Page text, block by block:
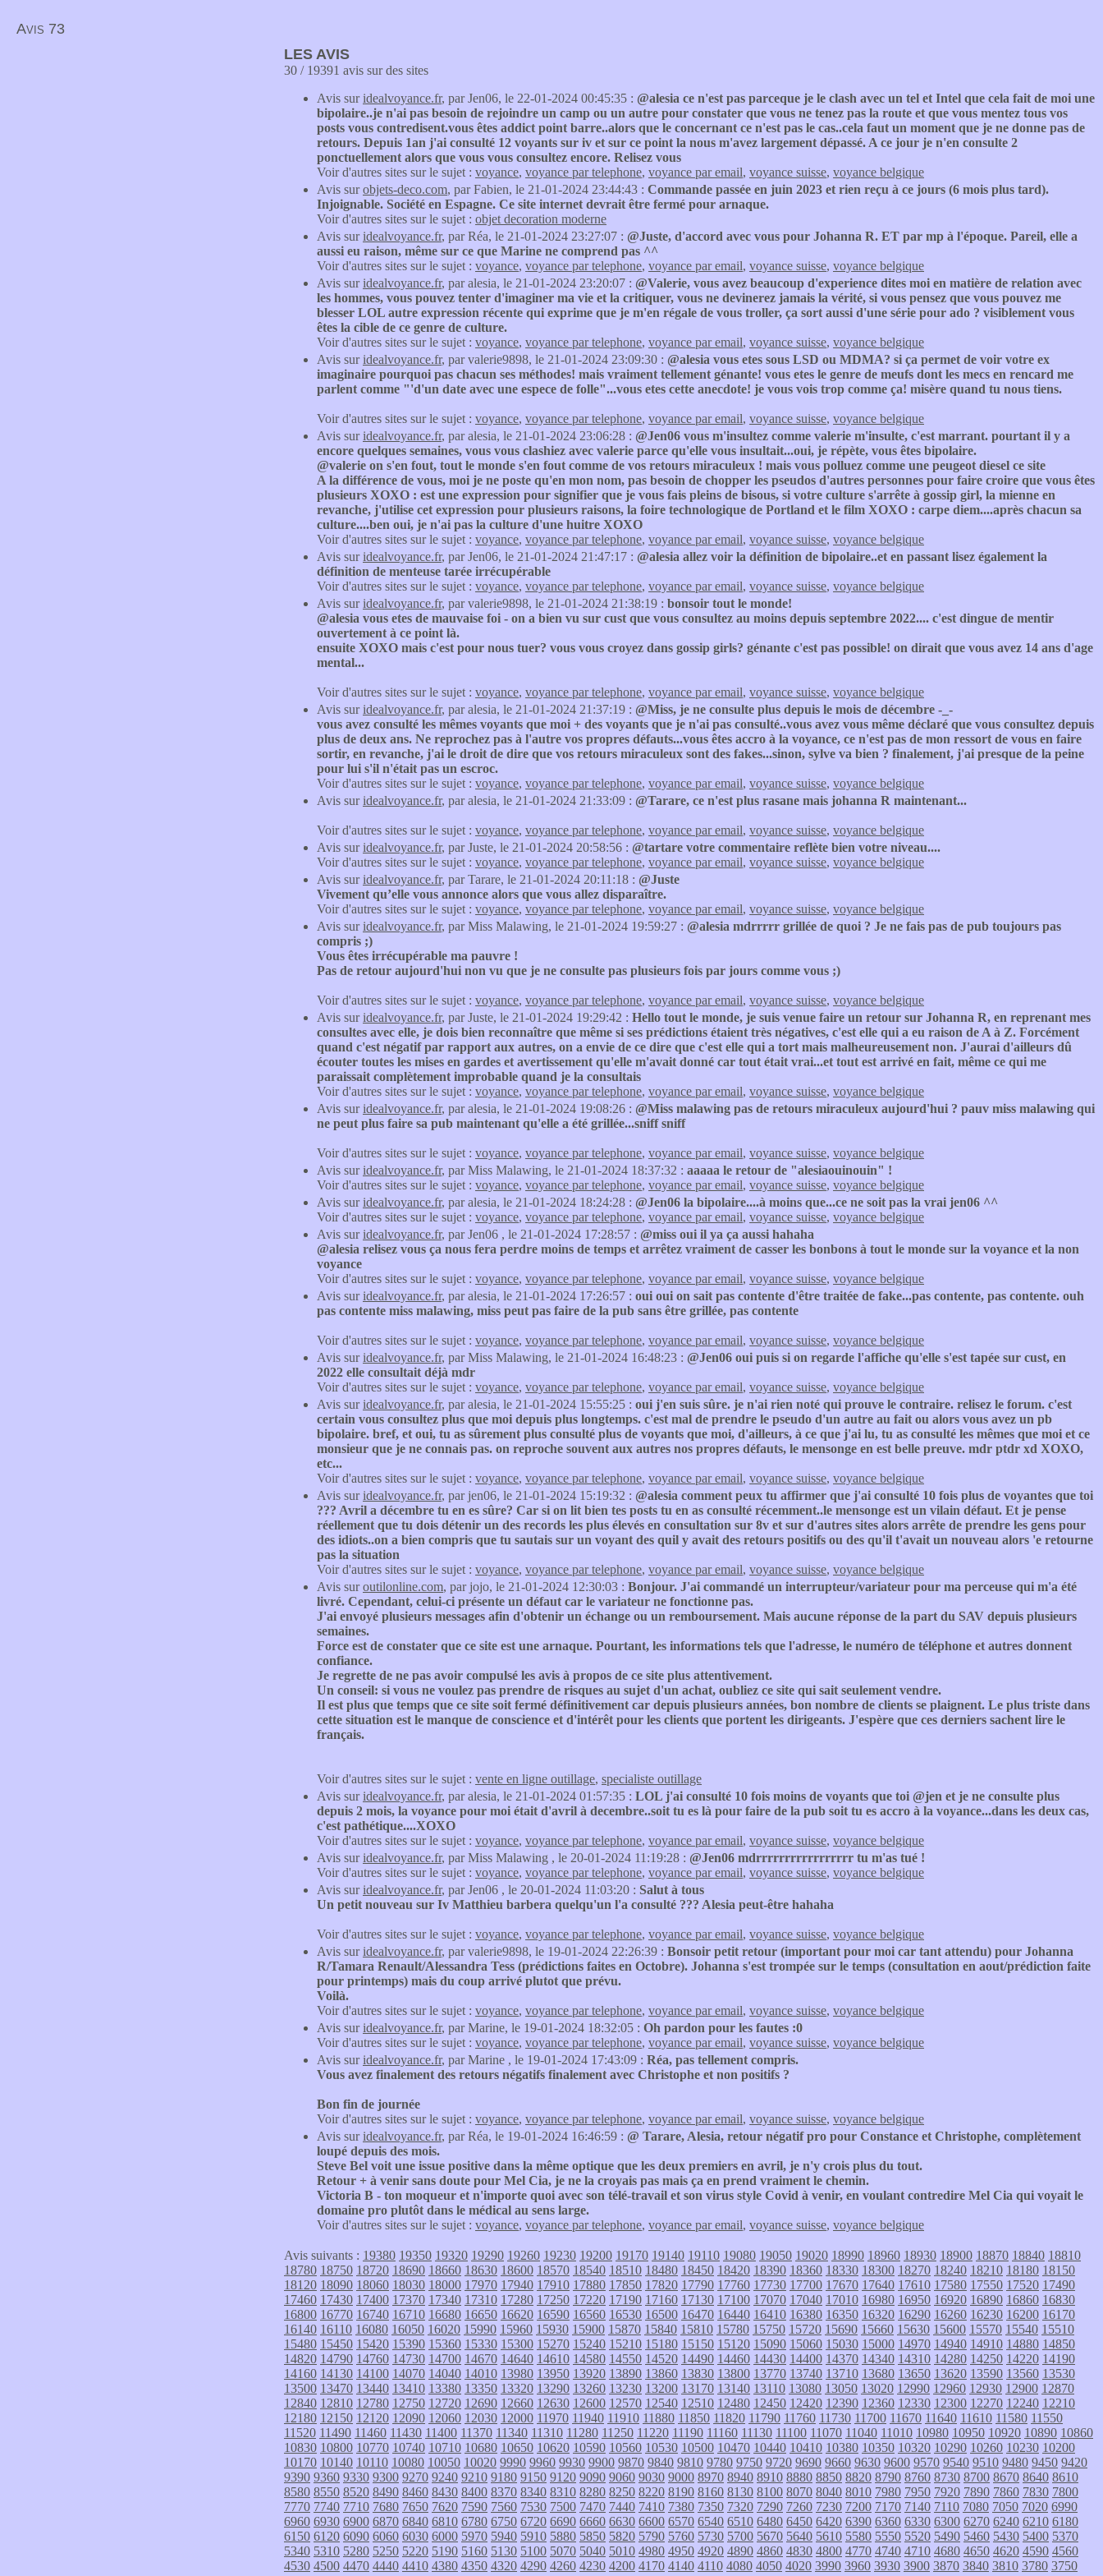
Avis 73
LES AVIS
30 / 19391 avis sur des sites
Avis suridealvoyance.fr, par Jen06, le 22-01-2024 00:45:35 : @alesia ce n'est pas parceque je le clash avec un tel et Intel que cela fait de moi une
bipolaire..je n'ai pas besoin de rejoindre un camp ou un autre pour constater que vous ne tenez pas la route et que vous mentez tous vos
posts vous contredisent.vous êtes addict point barre..alors que le concernant ce n'est pas le cas..cela faut un moment que je ne donne pas de
retours. Depuis 1an j'ai consulté 12 voyants sur iv et sur ce point la nous m'avez largement dépassé. A ce jour je n'en consulte 2
ponctuellement alors que vous vous consultez encore. Relisez vous
Voir d'autres sites sur le sujet : voyance, voyance par telephone, voyance par email, voyance suisse, voyance belgique
Avis surobjets-deco.com, par Fabien, le 21-01-2024 23:44:43 : Commande passée en juin 2023 et rien reçu à ce jours (6 mois plus tard).
Injoignable. Société en Espagne. Ce site internet devrait être fermé pour arnaque.
Voir d'autres sites sur le sujet : objet decoration moderne
Avis suridealvoyance.fr, par Réa, le 21-01-2024 23:27:07 : @Juste, d'accord avec vous pour Johanna R. ET par mp à l'époque. Pareil, elle a
aussi eu raison, même sur ce que Marine ne comprend pas ^^
Voir d'autres sites sur le sujet : voyance, voyance par telephone, voyance par email, voyance suisse, voyance belgique
Avis suridealvoyance.fr, par alesia, le 21-01-2024 23:20:07 : @Valerie, vous avez beaucoup d'experience dites moi en matière de relation avec
les hommes, vous pouvez tenter d'imaginer ma vie et la critiquer, vous ne devinerez jamais la vérité, si vous pensez que vous pouvez me
blesser LOL autre expression récente qui exprime que je m'en régale de vous troller, ça sort aussi d'une série pour ado ? visiblement vous
êtes la cible de ce genre de culture.
Voir d'autres sites sur le sujet : voyance, voyance par telephone, voyance par email, voyance suisse, voyance belgique
Avis suridealvoyance.fr, par valerie9898, le 21-01-2024 23:09:30 : @alesia vous etes sous LSD ou MDMA? si ça permet de voir votre ex
imaginaire pourquoi pas chacun ses méthodes! mais vraiment tellement génante! vous etes le genre de meufs dont les mecs en rencard me
parlent comme "'d'un date avec une espece de folle"...vous etes cette anecdote! je vous vois trop comme ça! misère quand tu nous tiens.
Voir d'autres sites sur le sujet : voyance, voyance par telephone, voyance par email, voyance suisse, voyance belgique
Avis suridealvoyance.fr, par alesia, le 21-01-2024 23:06:28 : @Jen06 vous m'insultez comme valerie m'insulte, c'est marrant. pourtant il y a
encore quelques semaines, vous vous clashiez avec valerie parce qu'elle vous insultait...oui, je répète, vous êtes bipolaire.
@valerie on s'en fout, tout le monde s'en fout comme de vos retours miraculeux ! mais vous polluez comme une peugeot diesel ce site
A la différence de vous, moi je ne poste qu'en mon nom, pas besoin de chopper les pseudos d'autres personnes pour faire croire que vous êtes
plusieurs XOXO : est une expression pour signifier que je vous fais pleins de bisous, si votre culture s'arrête à gossip girl, la mienne en
revanche, j'utilise cet expression pour plusieurs raisons, la foire technologique de Portland et le film XOXO : carpe diem....après chacun sa
culture....ben oui, je n'ai pas la culture d'une huitre XOXO
Voir d'autres sites sur le sujet : voyance, voyance par telephone, voyance par email, voyance suisse, voyance belgique
Avis suridealvoyance.fr, par Jen06, le 21-01-2024 21:47:17 : @alesia allez voir la définition de bipolaire..et en passant lisez également la
définition de menteuse tarée irrécupérable
Voir d'autres sites sur le sujet : voyance, voyance par telephone, voyance par email, voyance suisse, voyance belgique
Avis suridealvoyance.fr, par valerie9898, le 21-01-2024 21:38:19 : bonsoir tout le monde!
@alesia vous etes de mauvaise foi - on a bien vu sur cust que vous consultez au moins depuis septembre 2022.... c'est dingue de mentir
ouvertement à ce point là.
ensuite XOXO mais c'est pour nous tuer? vous vous croyez dans gossip girls? génante c'est pas possible! on dirait que vous avez 14 ans d'age
mental...
Voir d'autres sites sur le sujet : voyance, voyance par telephone, voyance par email, voyance suisse, voyance belgique
Avis suridealvoyance.fr, par alesia, le 21-01-2024 21:37:19 : @Miss, je ne consulte plus depuis le mois de décembre -_-
vous avez consulté les mêmes voyants que moi + des voyants que je n'ai pas consulté..vous avez vous même déclaré que vous consultez depuis
plus de deux ans. Ne reprochez pas à l'autre vos propres défauts...vous êtes accro à la voyance, ce n'est pas de mon ressort de vous en faire
sortir, en revanche, j'ai le droit de dire que vos retours miraculeux sont des fakes...sinon, sylve va bien ? finalement, j'ai presque de la peine
pour lui s'il n'était pas un escroc.
Voir d'autres sites sur le sujet : voyance, voyance par telephone, voyance par email, voyance suisse, voyance belgique
Avis suridealvoyance.fr, par alesia, le 21-01-2024 21:33:09 : @Tarare, ce n'est plus rasane mais johanna R maintenant...
Voir d'autres sites sur le sujet : voyance, voyance par telephone, voyance par email, voyance suisse, voyance belgique
Avis suridealvoyance.fr, par Juste, le 21-01-2024 20:58:56 : @tartare votre commentaire reflète bien votre niveau....
Voir d'autres sites sur le sujet : voyance, voyance par telephone, voyance par email, voyance suisse, voyance belgique
Avis suridealvoyance.fr, par Tarare, le 21-01-2024 20:11:18 : @Juste
Vivement qu’elle vous annonce alors que vous allez disparaître.
Voir d'autres sites sur le sujet : voyance, voyance par telephone, voyance par email, voyance suisse, voyance belgique
Avis suridealvoyance.fr, par Miss Malawing, le 21-01-2024 19:59:27 : @alesia mdrrrrr grillée de quoi ? Je ne fais pas de pub toujours pas
compris ;)
Vous êtes irrécupérable ma pauvre !
Pas de retour aujourd'hui non vu que je ne consulte pas plusieurs fois par jours comme vous ;)
Voir d'autres sites sur le sujet : voyance, voyance par telephone, voyance par email, voyance suisse, voyance belgique
Avis suridealvoyance.fr, par Juste, le 21-01-2024 19:29:42 : Hello tout le monde, je suis venue faire un retour sur Johanna R, en reprenant mes
consultes avec elle, je dois bien reconnaître que même si ses prédictions étaient très négatives, c'est elle qui a eu raison de A à Z. Forcément
quand c'est négatif par rapport aux autres, on a envie de ce dire que c'est elle qui a tort mais malheureusement non. J'aurai d'ailleurs dû
écouter toutes les mises en gardes et avertissement qu'elle m'avait donné car tout était vrai...et tout est arrivé en fait, même ce qui me
paraissait complètement improbable quand je la consultais
Voir d'autres sites sur le sujet : voyance, voyance par telephone, voyance par email, voyance suisse, voyance belgique
Avis suridealvoyance.fr, par alesia, le 21-01-2024 19:08:26 : @Miss malawing pas de retours miraculeux aujourd'hui ? pauv miss malawing qui
ne peut plus faire sa pub maintenant qu'elle a été grillée...sniff sniff
Voir d'autres sites sur le sujet : voyance, voyance par telephone, voyance par email, voyance suisse, voyance belgique
Avis suridealvoyance.fr, par Miss Malawing, le 21-01-2024 18:37:32 : aaaaa le retour de "alesiaouinouin" !
Voir d'autres sites sur le sujet : voyance, voyance par telephone, voyance par email, voyance suisse, voyance belgique
Avis suridealvoyance.fr, par alesia, le 21-01-2024 18:24:28 : @Jen06 la bipolaire....à moins que...ce ne soit pas la vrai jen06 ^^
Voir d'autres sites sur le sujet : voyance, voyance par telephone, voyance par email, voyance suisse, voyance belgique
Avis suridealvoyance.fr, par Jen06 , le 21-01-2024 17:28:57 : @miss oui il ya ça aussi hahaha
@alesia relisez vous ça nous fera perdre moins de temps et arrêtez vraiment de casser les bonbons à tout le monde sur la voyance et la non
voyance
Voir d'autres sites sur le sujet : voyance, voyance par telephone, voyance par email, voyance suisse, voyance belgique
Avis suridealvoyance.fr, par alesia, le 21-01-2024 17:26:57 : oui oui on sait pas contente d'être traitée de fake...pas contente, pas contente. ouh
pas contente miss malawing, miss peut pas faire de la pub sans être grillée, pas contente
Voir d'autres sites sur le sujet : voyance, voyance par telephone, voyance par email, voyance suisse, voyance belgique
Avis suridealvoyance.fr, par Miss Malawing, le 21-01-2024 16:48:23 : @Jen06 oui puis si on regarde l'affiche qu'elle s'est tapée sur cust, en
2022 elle consultait déjà mdr
Voir d'autres sites sur le sujet : voyance, voyance par telephone, voyance par email, voyance suisse, voyance belgique
Avis suridealvoyance.fr, par alesia, le 21-01-2024 15:55:25 : oui j'en suis sûre. je n'ai rien noté qui prouve le contraire. relisez le forum. c'est
certain vous consultez plus que moi depuis plus longtemps. c'est mal de prendre le pseudo d'un autre au fait ou alors vous avez un pb
bipolaire. bref, et oui, tu as sûrement plus consulté plus de voyants que moi, d'ailleurs, à ce que j'ai lu, tu as consulté les mêmes que moi et ce
monsieur que je ne connais pas. on reproche souvent aux autres nos propres défauts, le mensonge en est belle preuve. mdr ptdr xd XOXO,
etc...
Voir d'autres sites sur le sujet : voyance, voyance par telephone, voyance par email, voyance suisse, voyance belgique
Avis suridealvoyance.fr, par jen06, le 21-01-2024 15:19:32 : @alesia comment peux tu affirmer que j'ai consulté 10 fois plus de voyantes que toi
??? Avril a décembre tu en es sûre? Car si on lit bien tes posts tu en as consulté récemment..le mensonge est un vilain défaut. Et je pense
réellement que tu dois détenir un des records les plus élevés en consultation sur 8v et sur d'autres sites alors arrête de prendre les gens pour
des idiots..on a bien compris que tu sautais sur un voyant des quil y avait des retours positifs ou des qu'il t'avait un nouveau alors 'e retourne
pas la situation
Voir d'autres sites sur le sujet : voyance, voyance par telephone, voyance par email, voyance suisse, voyance belgique
Avis suroutilonline.com, par jojo, le 21-01-2024 12:30:03 : Bonjour. J'ai commandé un interrupteur/variateur pour ma perceuse qui m'a été
livré. Cependant, celui-ci présente un défaut car le variateur ne fonctionne pas.
J'ai envoyé plusieurs messages afin d'obtenir un échange ou un remboursement. Mais aucune réponse de la part du SAV depuis plusieurs
semaines.
Force est de constater que ce site est une arnaque. Pourtant, les informations tels que l'adresse, le numéro de téléphone et autres donnent
confiance.
Je regrette de ne pas avoir compulsé les avis à propos de ce site plus attentivement.
Un conseil: si vous ne voulez pas prendre de risques au sujet d'un achat, oubliez ce site qui sait seulement vendre.
Il est plus que temps que ce site soit fermé définitivement car depuis plusieurs années, bon nombre de clients se plaignent. Le plus triste dans
cette situation est le manque de conscience et d'intérêt pour les clients que portent les dirigeants. J'espère que ces derniers sachent lire le
français.
Voir d'autres sites sur le sujet : vente en ligne outillage, specialiste outillage
Avis suridealvoyance.fr, par alesia, le 21-01-2024 01:57:35 : LOL j'ai consulté 10 fois moins de voyants que toi @jen et je ne consulte plus
depuis 2 mois, la voyance pour moi était d'avril à decembre..soit tu es là pour faire de la pub soit tu es accro à la voyance...dans les deux cas,
c'est pathétique....XOXO
Voir d'autres sites sur le sujet : voyance, voyance par telephone, voyance par email, voyance suisse, voyance belgique
Avis suridealvoyance.fr, par Miss Malawing , le 20-01-2024 11:19:28 : @Jen06 mdrrrrrrrrrrrrrrrrr tu m'as tué !
Voir d'autres sites sur le sujet : voyance, voyance par telephone, voyance par email, voyance suisse, voyance belgique
Avis suridealvoyance.fr, par Jen06 , le 20-01-2024 11:03:20 : Salut à tous
Un petit nouveau sur Iv Matthieu barbera quelqu'un l'a consulté ??? Alesia peut-être hahaha
Voir d'autres sites sur le sujet : voyance, voyance par telephone, voyance par email, voyance suisse, voyance belgique
Avis suridealvoyance.fr, par valerie9898, le 19-01-2024 22:26:39 : Bonsoir petit retour (important pour moi car tant attendu) pour Johanna
R/Tamara Renault/Alessandra Tess (prédictions faites en Octobre). Johanna s'est trompée sur le temps (consultation en aout/prédiction faite
pour printemps) mais du coup arrivé plutot que prévu.
Voilà.
Voir d'autres sites sur le sujet : voyance, voyance par telephone, voyance par email, voyance suisse, voyance belgique
Avis suridealvoyance.fr, par Marine, le 19-01-2024 18:32:05 : Oh pardon pour les fautes :0
Voir d'autres sites sur le sujet : voyance, voyance par telephone, voyance par email, voyance suisse, voyance belgique
Avis suridealvoyance.fr, par Marine , le 19-01-2024 17:43:09 : Réa, pas tellement compris.
Vous avez finalement des retours négatifs finalement avec Christophe et non positifs ?
Bon fin de journée
Voir d'autres sites sur le sujet : voyance, voyance par telephone, voyance par email, voyance suisse, voyance belgique
Avis suridealvoyance.fr, par Réa, le 19-01-2024 16:46:59 : @ Tarare, Alesia, retour négatif pro pour Constance et Christophe, complètement
loupé depuis des mois.
Steve Bel voit une issue positive dans la même optique que les deux premiers en avril, je n'y crois plus du tout.
Retour + à venir sans doute pour Mel Cia, je ne la croyais pas mais ça en prend vraiment le chemin.
Victoria B - ton moqueur et n'importe quoi avec son télé-travail et son virus style Covid à venir, en voulant contredire Mel Cia qui voyait le
domaine pro plutôt dans le médical au sens large.
Voir d'autres sites sur le sujet : voyance, voyance par telephone, voyance par email, voyance suisse, voyance belgique
Avis suivants : 19380 19350 19320 19290 19260 19230 19200 19170 19140 19110 19080 19050 19020 18990 18960 18930 18900 18870 18840 18810
18780 18750 18720 18690 18660 18630 18600 18570 18540 18510 18480 18450 18420 18390 18360 18330 18300 18270 18240 18210 18180 18150
18120 18090 18060 18030 18000 17970 17940 17910 17880 17850 17820 17790 17760 17730 17700 17670 17640 17610 17580 17550 17520 17490
17460 17430 17400 17370 17340 17310 17280 17250 17220 17190 17160 17130 17100 17070 17040 17010 16980 16950 16920 16890 16860 16830
16800 16770 16740 16710 16680 16650 16620 16590 16560 16530 16500 16470 16440 16410 16380 16350 16320 16290 16260 16230 16200 16170
16140 16110 16080 16050 16020 15990 15960 15930 15900 15870 15840 15810 15780 15750 15720 15690 15660 15630 15600 15570 15540 15510
15480 15450 15420 15390 15360 15330 15300 15270 15240 15210 15180 15150 15120 15090 15060 15030 15000 14970 14940 14910 14880 14850
14820 14790 14760 14730 14700 14670 14640 14610 14580 14550 14520 14490 14460 14430 14400 14370 14340 14310 14280 14250 14220 14190
14160 14130 14100 14070 14040 14010 13980 13950 13920 13890 13860 13830 13800 13770 13740 13710 13680 13650 13620 13590 13560 13530
13500 13470 13440 13410 13380 13350 13320 13290 13260 13230 13200 13170 13140 13110 13080 13050 13020 12990 12960 12930 12900 12870
12840 12810 12780 12750 12720 12690 12660 12630 12600 12570 12540 12510 12480 12450 12420 12390 12360 12330 12300 12270 12240 12210
12180 12150 12120 12090 12060 12030 12000 11970 11940 11910 11880 11850 11820 11790 11760 11730 11700 11670 11640 11610 11580 11550
11520 11490 11460 11430 11400 11370 11340 11310 11280 11250 11220 11190 11160 11130 11100 11070 11040 11010 10980 10950 10920 10890 10860
10830 10800 10770 10740 10710 10680 10650 10620 10590 10560 10530 10500 10470 10440 10410 10380 10350 10320 10290 10260 10230 10200
10170 10140 10110 10080 10050 10020 9990 9960 9930 9900 9870 9840 9810 9780 9750 9720 9690 9660 9630 9600 9570 9540 9510 9480 9450 9420
9390 9360 9330 9300 9270 9240 9210 9180 9150 9120 9090 9060 9030 9000 8970 8940 8910 8880 8850 8820 8790 8760 8730 8700 8670 8640 8610
8580 8550 8520 8490 8460 8430 8400 8370 8340 8310 8280 8250 8220 8190 8160 8130 8100 8070 8040 8010 7980 7950 7920 7890 7860 7830 7800
7770 7740 7710 7680 7650 7620 7590 7560 7530 7500 7470 7440 7410 7380 7350 7320 7290 7260 7230 7200 7170 7140 7110 7080 7050 7020 6990
6960 6930 6900 6870 6840 6810 6780 6750 6720 6690 6660 6630 6600 6570 6540 6510 6480 6450 6420 6390 6360 6330 6300 6270 6240 6210 6180
6150 6120 6090 6060 6030 6000 5970 5940 5910 5880 5850 5820 5790 5760 5730 5700 5670 5640 5610 5580 5550 5520 5490 5460 5430 5400 5370
5340 5310 5280 5250 5220 5190 5160 5130 5100 5070 5040 5010 4980 4950 4920 4890 4860 4830 4800 4770 4740 4710 4680 4650 4620 4590 4560
4530 4500 4470 4440 4410 4380 4350 4320 4290 4260 4230 4200 4170 4140 4110 4080 4050 4020 3990 3960 3930 3900 3870 3840 3810 3780 3750